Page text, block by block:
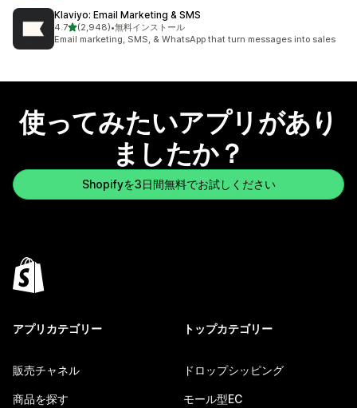
Klaviyo: Email Marketing & SMS
4.75つ星中
(2,948)
合計レビュー数：2948件
•無料インストール
Email marketing, SMS, & WhatsApp that turn messages into sales
使ってみたいアプリがあり
ましたか？
Shopifyを3日間無料でお試しください
アプリカテゴリー
販売チャネル
商品を探す
トップカテゴリー
ドロップシッピング
モール型EC